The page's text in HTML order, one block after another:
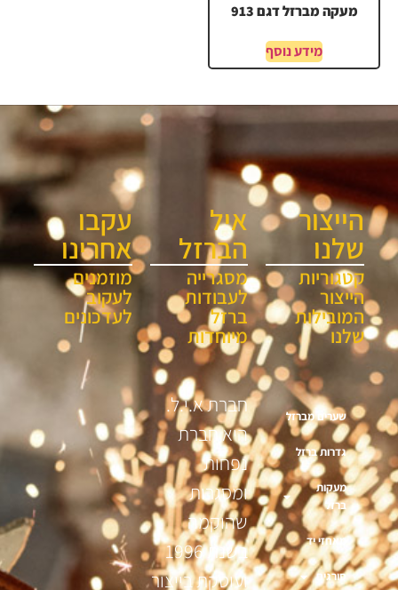
מעקה מברזל דגם 913
מידע נוסף
הייצור
שלנו
קטגוריות
הייצור
המובילות
שלנו
שערים מברזל
גדרות ברזל
מעקות
ברזל
מאחזי יד
סורגים
איל
הברזל
מסגרייה
לעבודות
ברזל
מיוחדות
חברת א.י.ל.
היא חברת
נפחות
ומסגרות
שהוקמה
בשנת 1996
ועוסקת בייצור
עקבו
אחרינו
מוזמנים
לעקוב
לעדכונים